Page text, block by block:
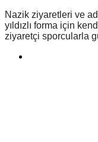
Nazik ziyaretleri ve
yıldızlı forma için
ziyaretçi sporcularla